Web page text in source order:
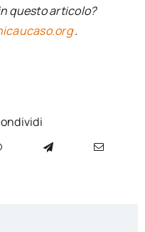
questo articolo?
.